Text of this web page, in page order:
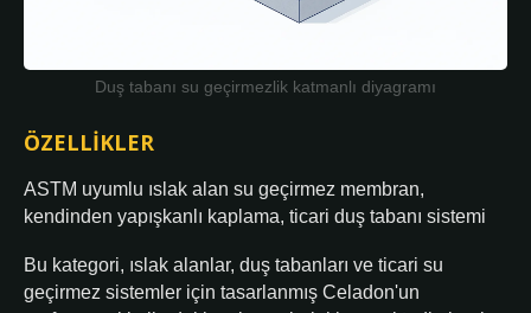
Duş tabanı su geçirmezlik katmanlı diyagramı
ÖZELLIKLER
ASTM uyumlu ıslak alan su geçirmez membran,
kendinden yapışkanlı kaplama, ticari duş tabanı sistemi
Bu kategori, ıslak alanlar, duş tabanları ve ticari su
geçirmez sistemler için tasarlanmış Celadon'un